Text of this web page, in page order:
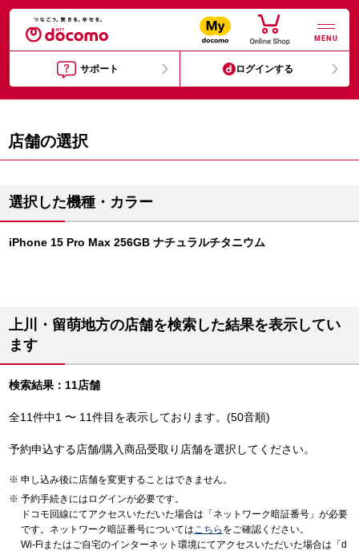
MENU
サポート ログインする
店舗の選択
選択した機種・カラー
iPhone 15 Pro Max 256GB ナチュラルチタニウム
上川・留萌地方の店舗を検索した結果を表示してい
ます
検索結果：11店舗
全11件中1 〜 11件目を表示しております。(50音順)
予約申込する店舗/購入商品受取り店舗を選択してください。
申し込み後に店舗を変更することはできません。
予約手続きにはログインが必要です。
ドコモ回線にてアクセスいただいた場合は「ネットワーク暗証番号」が必要
です。ネットワーク暗証番号についてはこちら をご確認ください。
Wi-Fiまたはご自宅のインターネット環境にてアクセスいただいた場合は「d